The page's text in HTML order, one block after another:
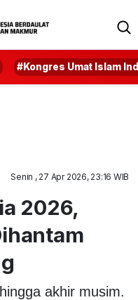
#Kongres Umat Islam
Senin , 27 Apr 2026, 23:16 WIB
2026,
akhir musim.